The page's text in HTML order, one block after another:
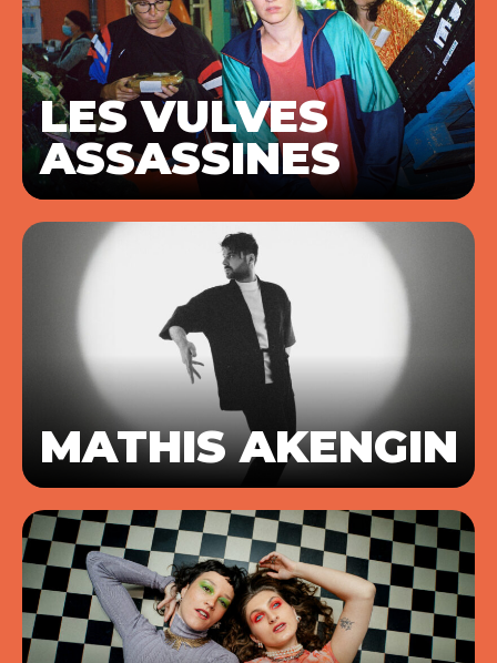
LES VULVES
ASSASSINES
MATHIS AKENGIN